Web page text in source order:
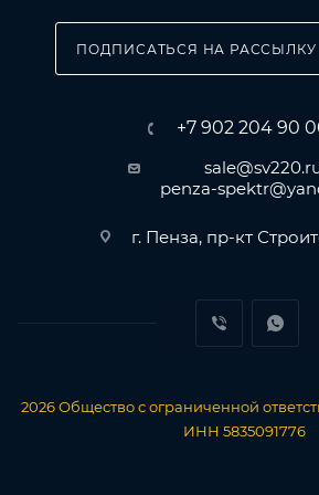
механическую прочность
• Расширенные мультиразмерные
• Опрессовка проводника поверх
ПОДПИСАТЬСЯ НА РАССЫЛКУ
+7 902 204 90
penza-
г. Пенза, пр-кт
2026 Общество с ограниченной
ИНН 5835091776